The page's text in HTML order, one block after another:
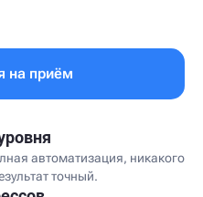
на приём
автоматизация, никакого
точный.